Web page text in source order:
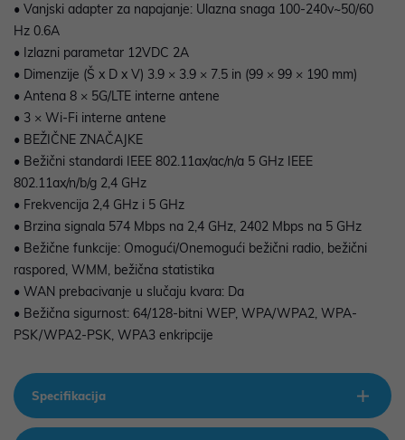
• Vanjski adapter za napajanje: Ulazna snaga 100-240v~50/60
Hz 0.6A
• Izlazni parametar 12VDC 2A
• Dimenzije (Š x D x V) 3.9 × 3.9 × 7.5 in (99 × 99 × 190 mm)
• Antena 8 × 5G/LTE interne antene
• 3 × Wi-Fi interne antene
• BEŽIČNE ZNAČAJKE
• Bežični standardi IEEE 802.11ax/ac/n/a 5 GHz IEEE
802.11ax/n/b/g 2,4 GHz
• Frekvencija 2,4 GHz i 5 GHz
• Brzina signala 574 Mbps na 2,4 GHz, 2402 Mbps na 5 GHz
• Bežične funkcije: Omogući/Onemogući bežični radio, bežični
raspored, WMM, bežična statistika
• WAN prebacivanje u slučaju kvara: Da
• Bežična sigurnost: 64/128-bitni WEP, WPA/WPA2, WPA-
PSK/WPA2-PSK, WPA3 enkripcije
Specifikacija